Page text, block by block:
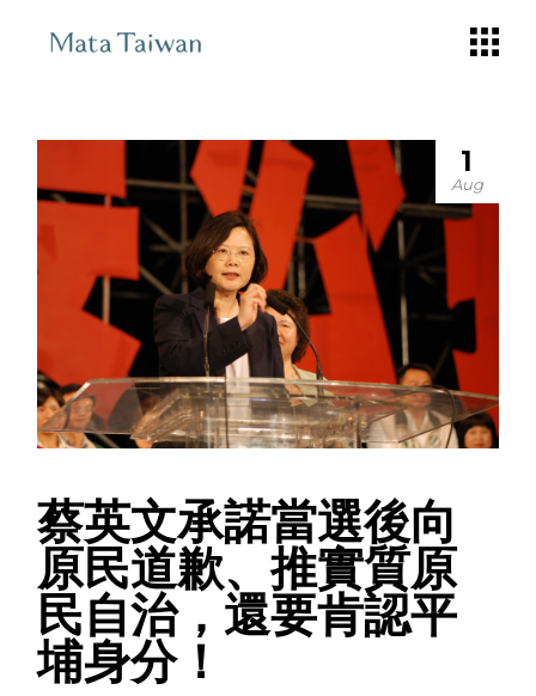
1
Aug
蔡英文承諾當選後向
原民道歉、推實質原
民自治，還要肯認平
埔身分！